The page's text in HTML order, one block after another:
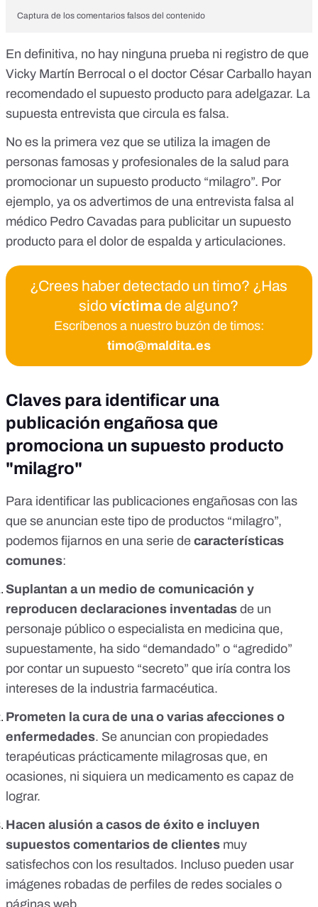
Captura de los comentarios falsos del contenido
En definitiva, no hay ninguna prueba ni registro de que
Vicky Martín Berrocal o el doctor César Carballo hayan
recomendado el supuesto producto para adelgazar. La
supuesta entrevista que circula es falsa.
No es la primera vez que se utiliza la imagen de
personas famosas y profesionales de la salud para
promocionar un supuesto producto “milagro”. Por
ejemplo, ya os advertimos de una entrevista falsa al
médico Pedro Cavadas para publicitar un supuesto
producto para el dolor de espalda y articulaciones.
¿Crees haber detectado un timo? ¿Has
sidovíctimade alguno?
Escríbenos a nuestro buzón de timos:
timo@maldita.es
Claves para identificar una
publicación engañosa que
promociona un supuesto producto
"milagro"
Para identificar las publicaciones engañosas con las
que se anuncian este tipo de productos “milagro”,
podemos fijarnos en una serie de características
comunes:
Suplantan a un medio de comunicación y
reproducen declaraciones inventadas de un
personaje público o especialista en medicina que,
supuestamente, ha sido “demandado” o “agredido”
por contar un supuesto “secreto” que iría contra los
intereses de la industria farmacéutica.
Prometen la cura de una o varias afecciones o
enfermedades. Se anuncian con propiedades
terapéuticas prácticamente milagrosas que, en
ocasiones, ni siquiera un medicamento es capaz de
lograr.
Hacen alusión a casos de éxito e incluyen
supuestos comentarios de clientes muy
satisfechos con los resultados. Incluso pueden usar
imágenes robadas de perfiles de redes sociales o